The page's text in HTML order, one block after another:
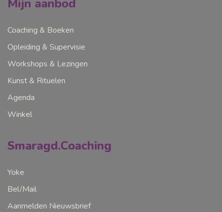
Mijn aanbod
Coaching & Boeken
Opleiding & Supervisie
Workshops & Lezingen
Kunst & Rituelen
Agenda
Winkel
Smaragd.Coaching
Yoke
Bel/Mail
Aanmelden Nieuwsbrief